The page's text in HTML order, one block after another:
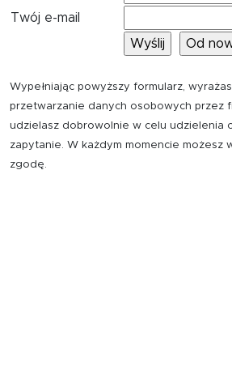
Twój e-mail
Wypełniając powyższy formularz,
przetwarzanie danych osobowych przez
udzielasz dobrowolnie w celu udzielenia
zapytanie. W każdym momencie możesz
zgodę.